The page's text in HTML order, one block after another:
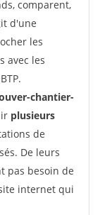
comparent,
d'une
les
avec les
chantier-
plusieurs
de
De leurs
pas besoin de
internet qui